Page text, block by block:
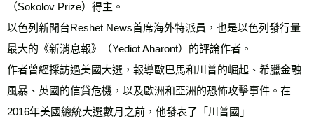
（Sokolov Prize）得主。
以色列新聞台Reshet News首席海外特派員，也是以色列發行量
最大的《新消息報》（Yediot Aharont）的評論作者。
作者曾經採訪過美國大選，報導歐巴馬和川普的崛起、希臘金融
風暴、英國的信貸危機，以及歐洲和亞洲的恐怖攻擊事件。在
2016年美國總統大選數月之前，他發表了「川普國」